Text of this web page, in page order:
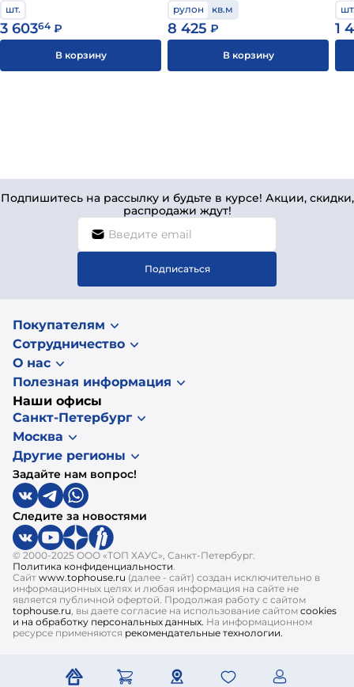
шт.
3 60364 ₽
В корзину
рулон кв.м
8 425 ₽
В корзину
1
Подпишитесь на рассылку и будьте в курсе! Акции, скидки,
распродажи ждут!
Подписаться
Покупателям
Сотрудничество
О нас
Полезная информация
Наши офисы
Санкт-Петербург
Москва
Другие регионы
Задайте нам вопрос!
Следите за новостями
© 2000-2025 ООО «ТОП ХАУС», Санкт-Петербург.
Политика конфиденциальности
Сайт www.tophouse.ru (далее - сайт) создан исключительно в
информационных целях и любая информация на сайте не
является публичной офертой. Продолжая работу с сайтом
tophouse.ru , вы даете согласие на использование сайтом cookies
и на обработку персональных данных. На информационном
ресурсе применяются рекомендательные технологии.